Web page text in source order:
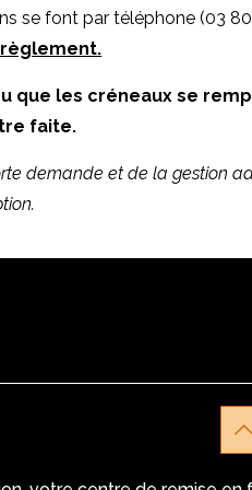
se font par téléphone (03
que les créneaux se
faite.
demande et de la gestion